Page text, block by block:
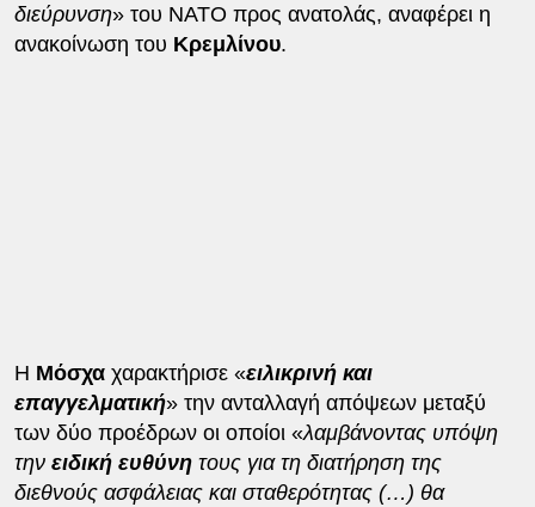
διεύρυνση» του ΝΑΤΟ προς ανατολάς, αναφέρει η
ανακοίνωση του Κρεμλίνου.
Η Μόσχαχαρακτήρισε «ειλικρινή και
επαγγελματική» την ανταλλαγή απόψεων μεταξύ
των δύο προέδρων οι οποίοι «λαμβάνοντας υπόψη
την ειδική ευθύνητους για τη διατήρηση της
διεθνούς ασφάλειας και σταθερότητας (…) θα